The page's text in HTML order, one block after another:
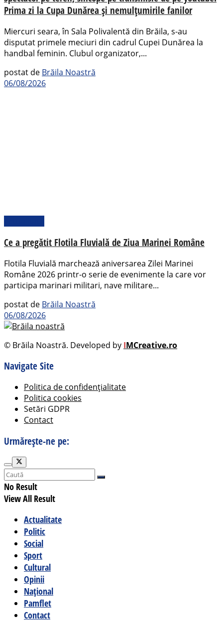
Prima zi la Cupa Dunărea și nemulțumirile fanilor
Miercuri seara, în Sala Polivalentă din Brăila, s-au
disputat primele meciuri din cadrul Cupei Dunărea la
handbal feminin. Clubul organizator,...
postat de Brăila Noastră
06/08/2026
Ce a pregătit Flotila Fluvială de Ziua Marinei Române
Flotila Fluvială marchează aniversarea Zilei Marinei
Române 2026 printr-o serie de evenimente la care vor
participa marinari militari, nave militare...
postat de Brăila Noastră
06/08/2026
© Brăila Noastră. Developed by IMCreative.ro
Navigate Site
Politica de confidențialitate
Politica cookies
Setări GDPR
Contact
Urmărește-ne pe:
No Result
View All Result
Actualitate
Politic
Social
Sport
Cultural
Opinii
Național
Pamflet
Contact